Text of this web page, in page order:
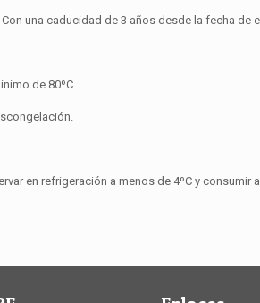
Con una caducidad de 3 años desde la fecha de
de 80ºC.
en refrigeración a menos de 4ºC y consumir